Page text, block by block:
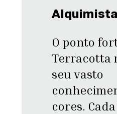
O ponto
Terracotta
seu vasto
cores.